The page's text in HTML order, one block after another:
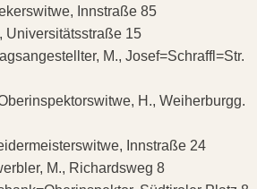
Innstraße 85
Universitätsstraße 15
M., Josef=Schraffl=Str.
H., Weiherburgg.
Innstraße 24
M., Richardsweg 8